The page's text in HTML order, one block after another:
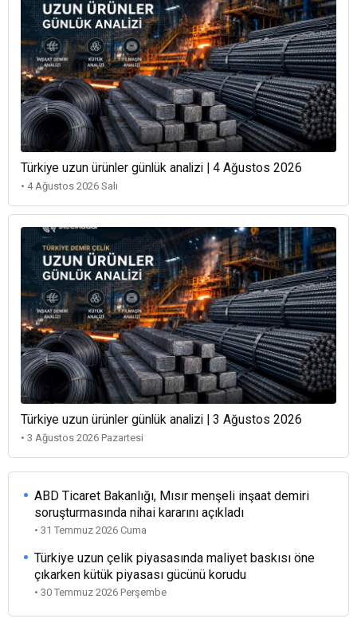
Türkiye uzun ürünler günlük analizi | 4 Ağustos 2026
• 4 Ağustos 2026 Salı
Türkiye uzun ürünler günlük analizi | 3 Ağustos 2026
• 3 Ağustos 2026 Pazartesi
ABD Ticaret Bakanlığı, Mısır menşeli inşaat demiri
soruşturmasında nihai kararını açıkladı
• 31 Temmuz 2026 Cuma
Türkiye uzun çelik piyasasında maliyet baskısı öne
çıkarken kütük piyasası gücünü korudu
• 30 Temmuz 2026 Perşembe